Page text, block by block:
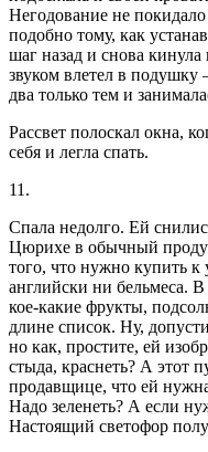
Негодование не
подобно тому, как
шаг назад и снова
звуком влетел в подушку
два только тем и
Рассвет полоскал окна,
себя и легла спать.
11.
Спала недолго. Ей
Цюрихе в обычный
того, что нужно купить
английски ни бельмеса.
кое-какие фрукты,
длине список. Ну,
но как, простите, ей
стыда, краснеть? А этот
продавщице, что ей
Надо зеленеть? А если
Настоящий светофор